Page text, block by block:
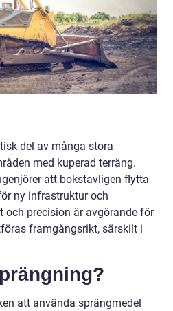
del av många stora
med kuperad terräng.
att bokstavligen flytta
ny infrastruktur och
och precision är avgörande för
framgångsrikt, särskilt i
att använda sprängmedel